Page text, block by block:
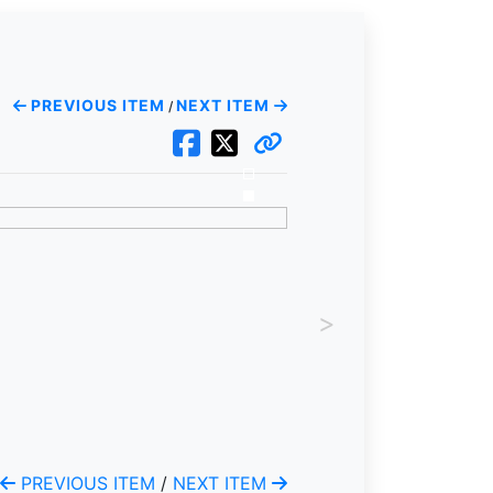
PREVIOUS ITEM / NEXT ITEM
>
PREVIOUS ITEM / NEXT ITEM